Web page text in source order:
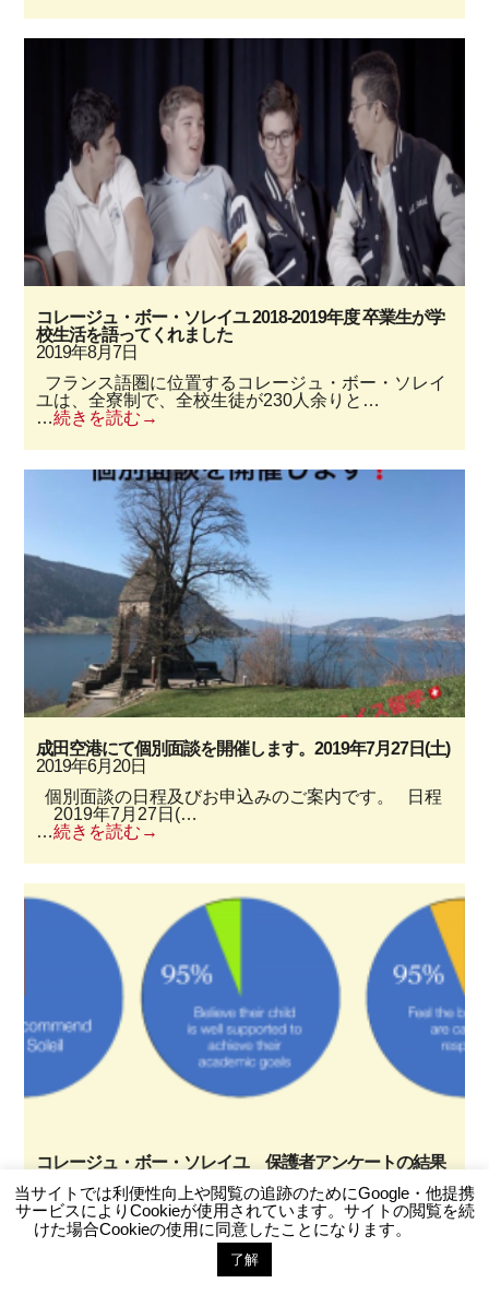
コレージュ・ボー・ソレイユ 2018-2019年度 卒業生が学
校生活を語ってくれました
2019年8月7日
フランス語圏に位置するコレージュ・ボー・ソレイ
ユは、全寮制で、全校生徒が230人余りと…
…続きを読む
成田空港にて個別面談を開催します。2019年7月27日(土)
2019年6月20日
個別面談の日程及びお申込みのご案内です。 日程
2019年7月27日(…
…続きを読む
コレージュ・ボー・ソレイユ 保護者アンケートの結果
スイスの学校では、6月(または7月)が学年末および
卒業の月です。 コレー…
当サイトでは利便性向上や閲覧の追跡のためにGoogle・他提携
サービスによりCookieが使用されています。サイトの閲覧を続
けた場合Cookieの使用に同意したことになります。
了解